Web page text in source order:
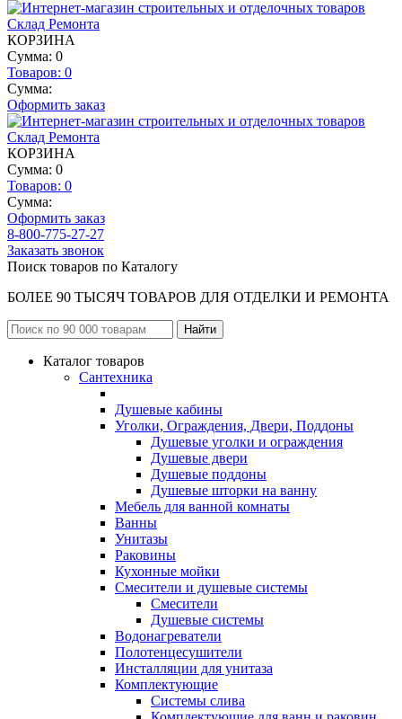
КОРЗИНА
Сумма: 0
Товаров: 0
Сумма:
Оформить заказ
КОРЗИНА
Сумма: 0
Товаров: 0
Сумма:
Оформить заказ
8-800-775-27-27
Заказать звонок
Поиск товаров по Каталогу
БОЛЕЕ 90 ТЫСЯЧ ТОВАРОВ ДЛЯ ОТДЕЛКИ И РЕМОНТА
Каталог товаров
Сантехника
Душевые кабины
Уголки, Ограждения, Двери, Поддоны
Душевые уголки и ограждения
Душевые двери
Душевые поддоны
Душевые шторки на ванну
Мебель для ванной комнаты
Ванны
Унитазы
Раковины
Кухонные мойки
Смесители и душевые системы
Смесители
Душевые системы
Водонагреватели
Полотенцесушители
Инсталляции для унитаза
Комплектующие
Системы слива